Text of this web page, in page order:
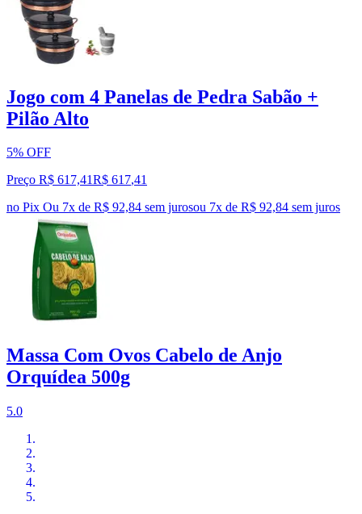
Jogo com 4 Panelas de Pedra Sabão +
Pilão Alto
5% OFF
Preço R$ 617,41R$ 617,41
no Pix Ou 7x de R$ 92,84 sem jurosou 7x de R$ 92,84 sem juros
Massa Com Ovos Cabelo de Anjo
Orquídea 500g
5.0